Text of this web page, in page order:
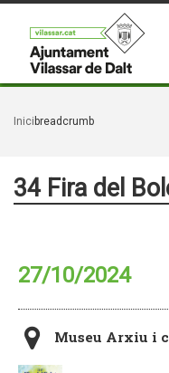
Inici breadcrumb
34 Fira del
27/10/2024
Museu Arxiu i